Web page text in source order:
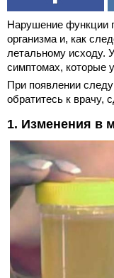
Нарушение функции
организма и, как
летальному исходу.
симптомах, которые
При появлении
обратитесь к врачу,
1. Изменения в